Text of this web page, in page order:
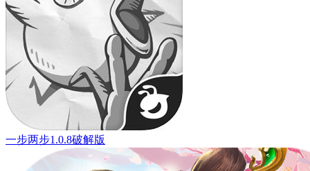
一步两步1.0.8破解版